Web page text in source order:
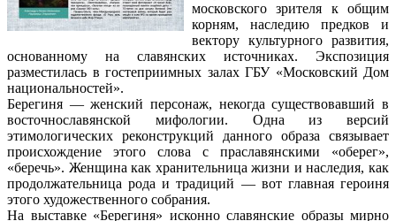
московского зрителя к общим
корням, наследию предков и
вектору культурного развития,
основанному на славянских источниках. Экспозиция
разместилась в гостеприимных залах ГБУ «Московский Дом
национальностей».
Берегиня — женский персонаж, некогда существовавший в
восточнославянской мифологии. Одна из версий
этимологических реконструкций данного образа связывает
происхождение этого слова с праславянскими «оберег»,
«беречь». Женщина как хранительница жизни и наследия, как
продолжательница рода и традиций — вот главная героиня
этого художественного собрания.
На выставке «Берегиня» исконно славянские образы мирно